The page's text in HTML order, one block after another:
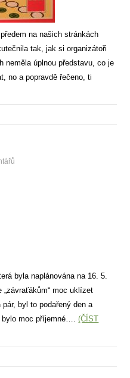
na našich stránkách
tak, jak si organizátoři
neměla úplnou představu, co je
no a popravdě řečeno, ti
byla naplánována na 16. 5.
moc uklízet
byl to podařený den a
bylo moc příjemné….(ČÍST